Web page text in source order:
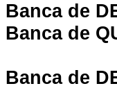
Banca de
Banca de
Banca de